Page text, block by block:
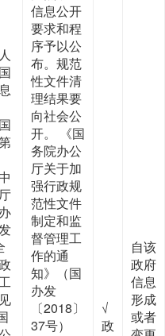
信息公开
要求和程
序予以公
布。规范
性文件清
理结果要
向社会公
开。 《国
务院办公
厅关于加
强行政规
范性文件
制定和监
督管理工
作的通
知》（国
办发
〔2018〕
37号）
√
政
自该
政府
信息
形成
或者